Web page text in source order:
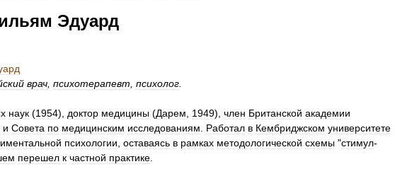
Эдуард
врач психотерапевт психолог
наук (1954), доктор медицины (Дарем 1949), член Британской академии
и Совета по медицинским исследованиям Работал в Кембриджском университете
психологии оставаясь в рамках методологической схемы "стимул-
перешел к частной практике